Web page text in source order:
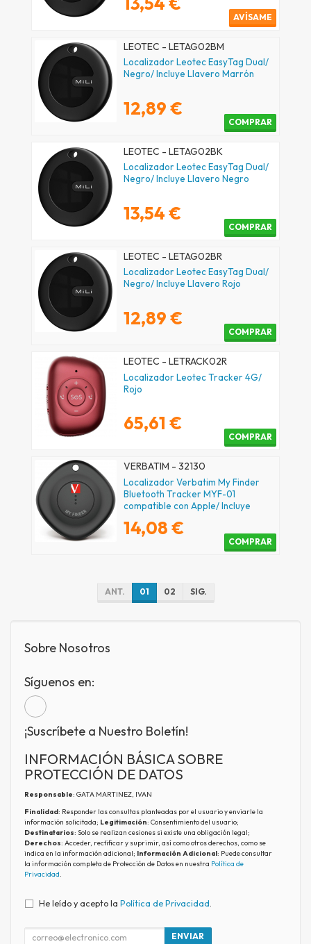
AVÍSAME
LEOTEC - LETAG02BM
Localizador Leotec EasyTag Dual/
Negro/ Incluye Llavero Marrón
12,89 €
COMPRAR
LEOTEC - LETAG02BK
Localizador Leotec EasyTag Dual/
Negro/ Incluye Llavero Negro
13,54 €
COMPRAR
LEOTEC - LETAG02BR
Localizador Leotec EasyTag Dual/
Negro/ Incluye Llavero Rojo
12,89 €
COMPRAR
LEOTEC - LETRACK02R
Localizador Leotec Tracker 4G/
Rojo
65,61 €
COMPRAR
VERBATIM - 32130
Localizador Verbatim My Finder
Bluetooth Tracker MYF-01
compatible con Apple/ Incluye
14,08 €
COMPRAR
ANT. 01 02 SIG.
Sobre Nosotros
Síguenos en:
¡Suscríbete a Nuestro Boletín!
INFORMACIÓN BÁSICA SOBRE
PROTECCIÓN DE DATOS
Responsable: GATA MARTINEZ, IVAN
Finalidad: Responder las consultas planteadas por el usuario y enviarle la
información solicitada; Legitimación: Consentimiento del usuario;
Destinatarios: Solo se realizan cesiones si existe una obligación legal;
Derechos: Acceder, rectificar y suprimir, así como otros derechos, como se
indica en la información adicional; Información Adicional: Puede consultar
la información completa de Protección de Datos en nuestra Política de
Privacidad.
He leído y acepto la Política de Privacidad.
ENVIAR